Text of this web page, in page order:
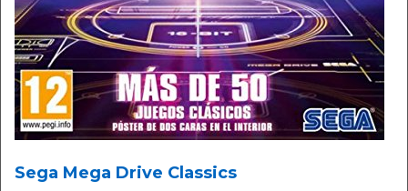
Sega Mega Drive Classics